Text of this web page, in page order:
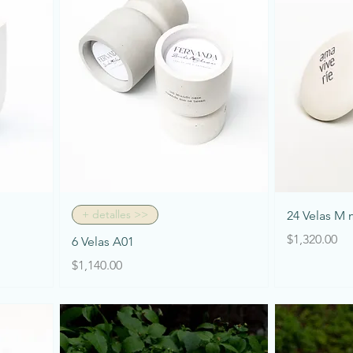
Vista rápida
+ detalles >>
6 Velas A01
Precio
$1,140.00
24 Velas M
Precio
$1,320.00